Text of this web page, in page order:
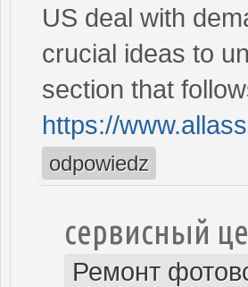
US deal with
crucial ideas to
section that
https://
odpowiedz
сервисный
Ремонт